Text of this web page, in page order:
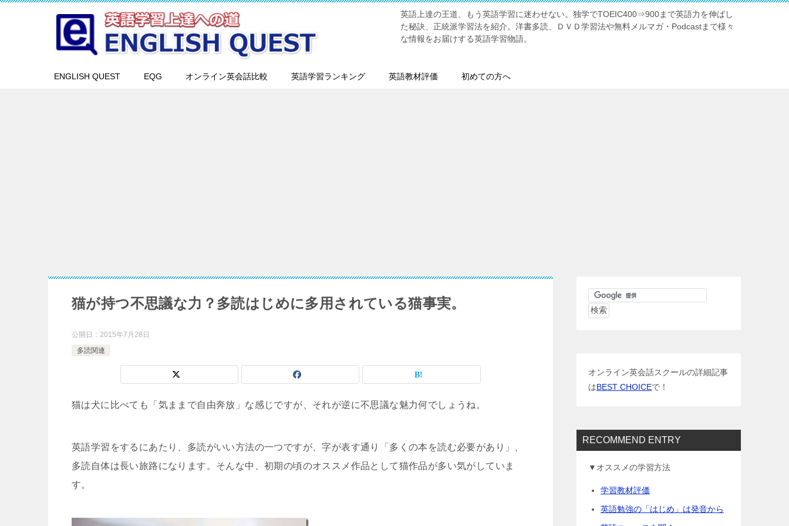
英語上達の王道、もう英語学習に迷わせない。独学でTOEIC400⇒900まで英語力を伸ばし
た秘訣、正統派学習法を紹介。洋書多読、ＤＶＤ学習法や無料メルマガ・Podcastまで様々
な情報をお届けする英語学習物語。
ENGLISH QUEST EQG オンライン英会話比較 英語学習ランキング 英語教材評価 初めての方へ
猫が持つ不思議な力？多読はじめに多用されている猫事実。
公開日： 2015年7月28日
多読関連
猫は犬に比べても「気ままで自由奔放」な感じですが、それが逆に不思議な魅力何でしょうね。
英語学習をするにあたり、多読がいい方法の一つですが、字が表す通り「多くの本を読む必要があり」、
多読自体は長い旅路になります。そんな中、初期の頃のオススメ作品として猫作品が多い気がしていま
す。
オンライン英会話スクールの詳細記事
はBEST CHOICEで！
RECOMMEND ENTRY
▼オススメの学習方法
学習教材評価
英語勉強の「はじめ」は発音から